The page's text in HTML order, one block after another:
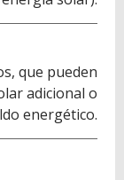
que pueden
adicional o
energético.